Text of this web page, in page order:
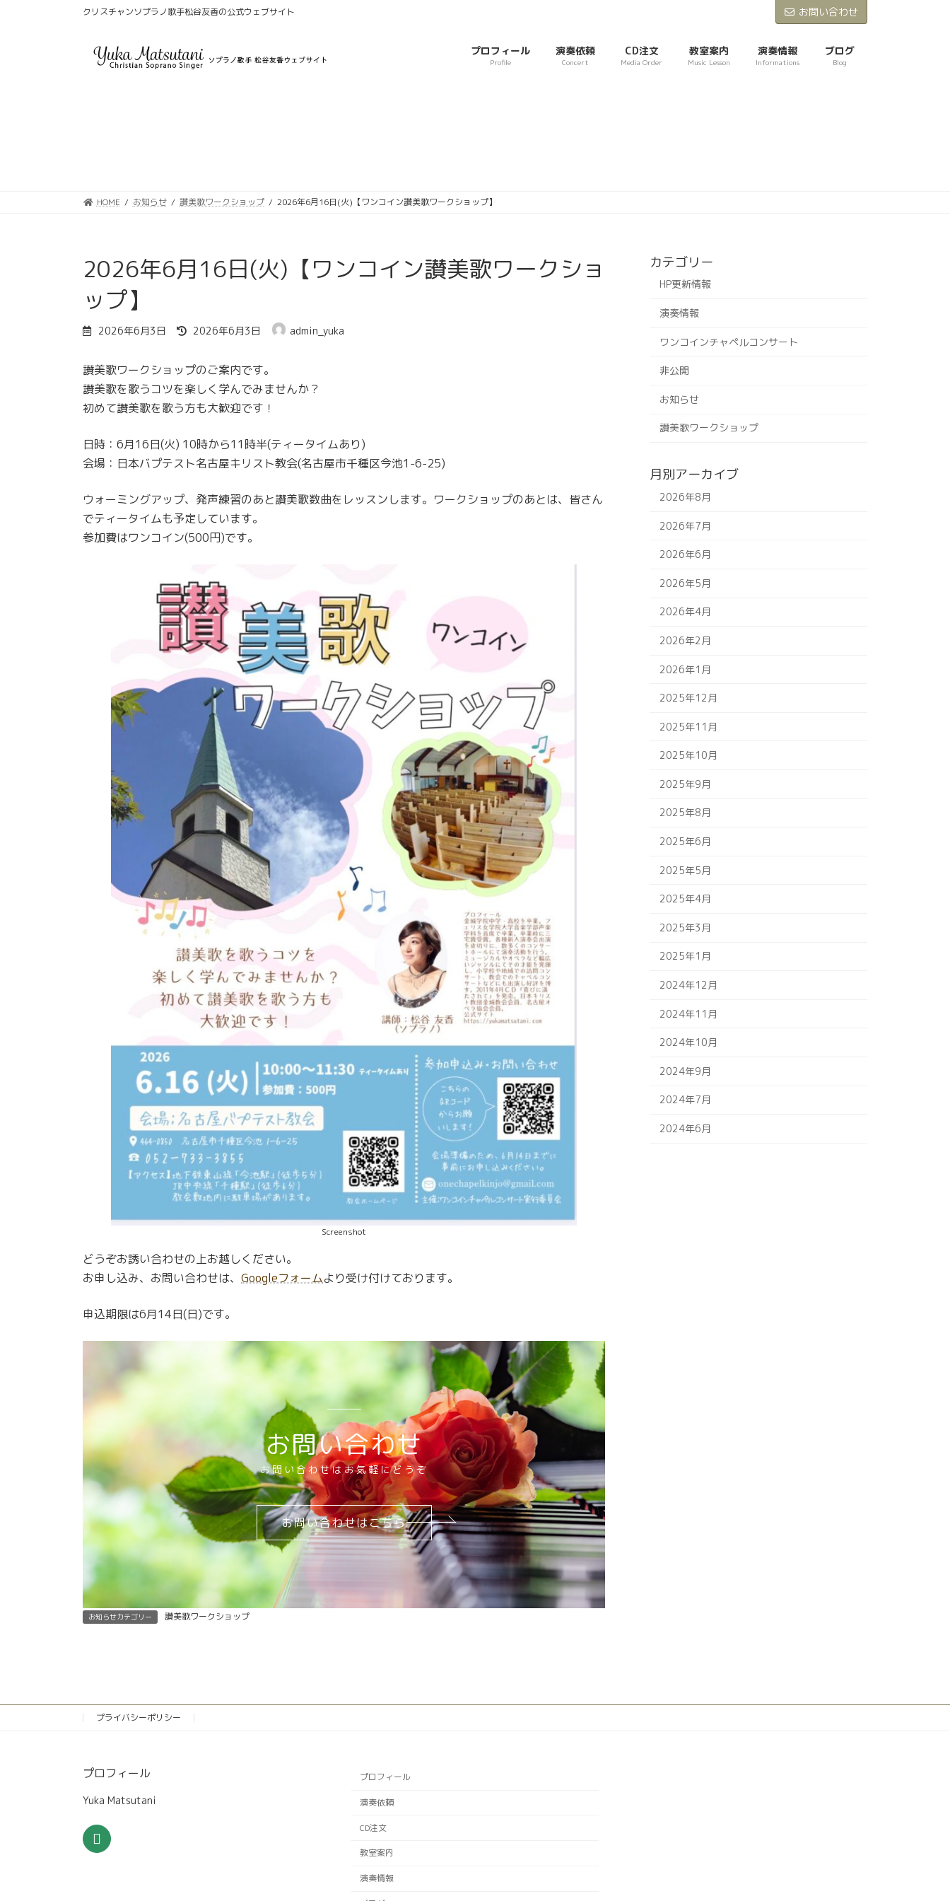
クリスチャンソプラノ歌手松谷友香の公式ウェブサイト お問い合わせ
プロフィール
Profile
演奏依頼
Concert
CD注文
Media Order
教室案内
Music Lesson
演奏情報
Informations
ブログ
Blog
HOME お知らせ 讃美歌ワークショップ 2026年6月16日(火)【ワンコイン讃美歌ワークショップ】
2026年6月16日(火)【ワンコイン讃美歌ワークショ
ップ】
2026年6月3日
最
新
日
時
:
2026年6月3日 admin_yuka
讃美歌ワークショップのご案内です。
讃美歌を歌うコツを楽しく学んでみませんか？
初めて讃美歌を歌う方も大歓迎です！
日時：6月16日(火) 10時から11時半(ティータイムあり)
会場：日本バプテスト名古屋キリスト教会(名古屋市千種区今池1-6-25)
ウォーミングアップ、発声練習のあと讃美歌数曲をレッスンします。ワークショップのあとは、皆さん
でティータイムも予定しています。
参加費はワンコイン(500円)です。
Screenshot
どうぞお誘い合わせの上お越しください。
お申し込み、お問い合わせは、 Googleフォームより受け付けております。
申込期限は6月14日(日)です。
お問い合わせ
お問い合わせはお気軽にどうぞ
お問い合わせはこちら
お知らせカテゴリー 讃美歌ワークショップ
カテゴリー
HP更新情報
演奏情報
ワンコインチャペルコンサート
非公開
お知らせ
讃美歌ワークショップ
月別アーカイブ
2026年8月
2026年7月
2026年6月
2026年5月
2026年4月
2026年2月
2026年1月
2025年12月
2025年11月
2025年10月
2025年9月
2025年8月
2025年6月
2025年5月
2025年4月
2025年3月
2025年1月
2024年12月
2024年11月
2024年10月
2024年9月
2024年7月
2024年6月
プライバシーポリシー
プロフィール
Yuka Matsutani
プロフィール
演奏依頼
CD注文
教室案内
演奏情報